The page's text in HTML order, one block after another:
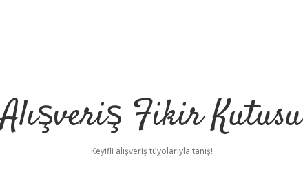
Alışveriş Fikir Kutusu
Keyifli alışveriş tüyolarıyla tanış!